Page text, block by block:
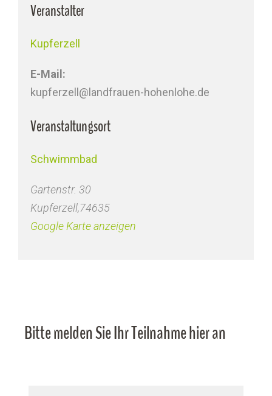
Veranstalter
Kupferzell
E-Mail:
kupferzell@landfrauen-hohenlohe.de
Veranstaltungsort
Schwimmbad
Gartenstr. 30
Kupferzell,74635
Google Karte anzeigen
Bitte melden Sie Ihr Teilnahme hier an